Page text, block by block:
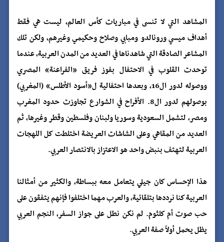
المشاهد التي لا تنسى في مباريات كأس العالم، ليست هي فقط
أهداف ميسي ورونالدو ومبابي وصلاح وحكيمي وغيرهم، ولكن تلك
المشاعر الصادقة التي شاهدناها في العديد من المدن العربية، عندما
توحدت القلوب في الاحتفال بفوز فريق «الفراعنة» المصري
ووصوله لدور ال16، وبعدها احتفالية ل«أسود الأطلس» (المغربي)
بوصولهم لدور ال8. الأفراح في الشوارع تجاوزت حدود المغرب
ومصر، لتشمل السعودية وسوريا ولبنان وفلسطين وقطر وغيرها، ثم
العديد من المقاهي وعلى الشاشات العريضة اختلطت كل اللهجات
العربية لتهتف بنبض واحد هو الاعتزاز بالانتصار العربي.
هذا الإحساس كان جيلي يتعامل معه ببساطة، والكثير من أمثالنا
العربية كنا نرددها بتلقائية، والعرب مهما اختلفوا فإنهم يتفقون على
حب صوت أم كلثوم. لم نكن نطل على جواز السفر، النجم العربي
يظل يحمل أولاً صفة العربي.